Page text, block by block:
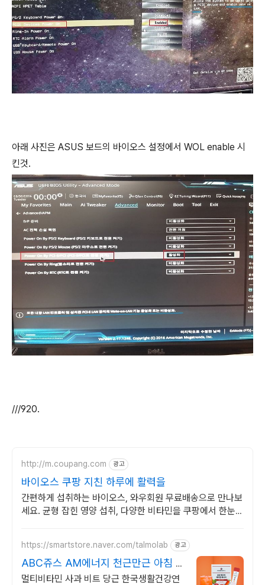
아래 사진은 ASUS 보드의 바이오스 설정에서 WOL enable 시
킨것.
///920.
http://m.coupang.com 광고
바이오스 쿠팡 지친 하루에 활력을
간편하게 섭취하는 바이오스, 와우회원 무료배송으로 만나보
세요. 균형 잡힌 영양 섭취, 다양한 비타민을 쿠팡에서 한눈에
https://smartstore.naver.com/talmolab 광고
ABC쥬스 AM에너지 천근만근 아침 1
초 충전
멀티비타민 사과 비트 당근 한국생활건강연